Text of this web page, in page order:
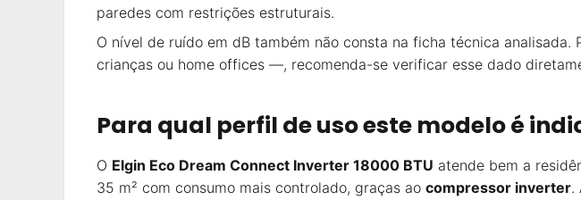
paredes com restrições estruturais.
O nível de ruído em dB também não consta na ficha técnica
crianças ou home offices —, recomenda-se verificar esse dado
Para qual perfil de uso este modelo é
O Elgin Eco Dream Connect Inverter 18000 BTU atende bem a
35 m² com consumo mais controlado, graças ao compressor inverter.